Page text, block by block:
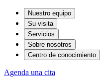
Nuestro equipo
Su visita
Servicios
Sobre nosotros
Centro de conocimiento
Agenda una cita